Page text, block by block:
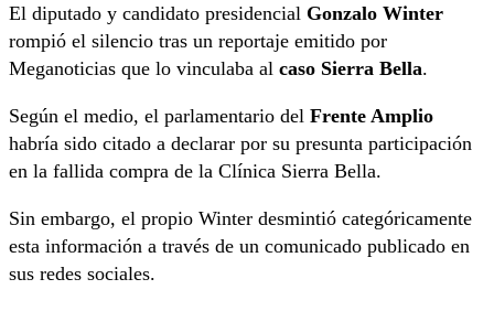
El diputado y candidato presidencial Gonzalo Winter
rompió el silencio tras un reportaje emitido por
Meganoticias que lo vinculaba al caso Sierra Bella.
Según el medio, el parlamentario del Frente Amplio
habría sido citado a declarar por su presunta participación
en la fallida compra de la Clínica Sierra Bella.
Sin embargo, el propio Winter desmintió categóricamente
esta información a través de un comunicado publicado en
sus redes sociales.